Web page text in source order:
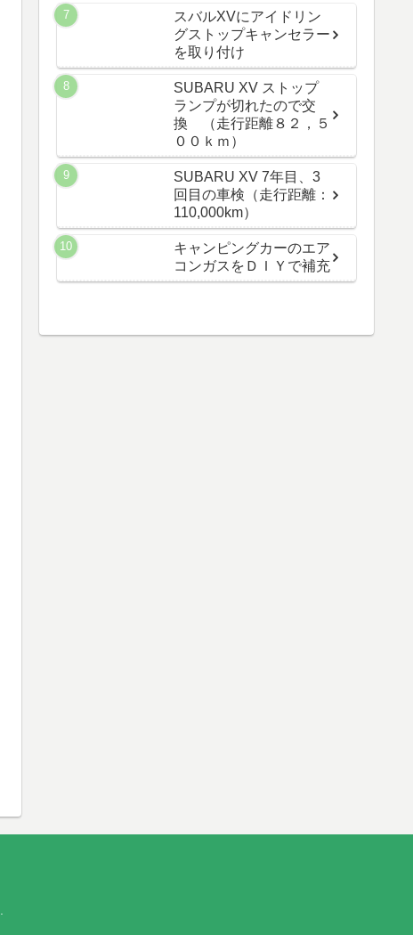
スバルXVにアイドリン
グストップキャンセラー
を取り付け
SUBARU XV ストップ
ランプが切れたので交
換 （走行距離８２，５
００ｋｍ）
SUBARU XV 7年目、3
回目の車検（走行距離：
110,000km）
キャンピングカーのエア
コンガスをＤＩＹで補充